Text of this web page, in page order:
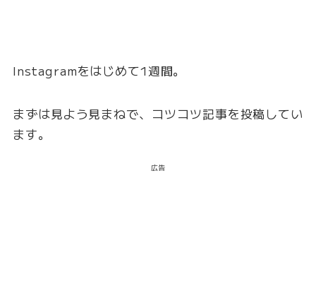
Instagramをはじめて1週間。
まずは見よう見まねで、コツコツ記事を投稿してい
ます。
広告